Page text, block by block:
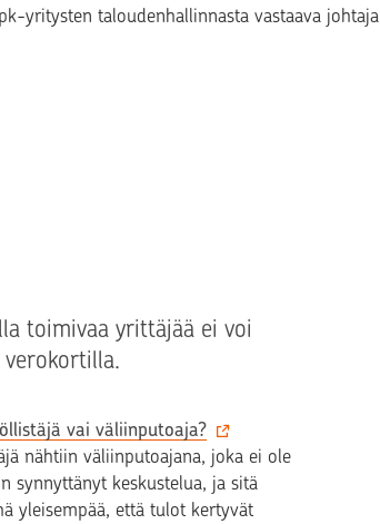
yritysten taloudenhallinnasta vastaava johtaja
toimivaa yrittäjää ei voi
verokortilla.
vai väliinputoaja?
nähtiin väliinputoajana, joka ei ole
synnyttänyt keskustelua, ja sitä
yleisempää, että tulot kertyvät